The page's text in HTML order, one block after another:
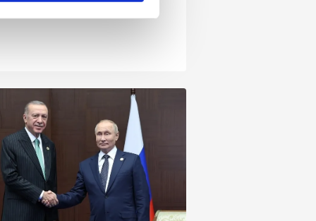
kullanılmaktadır. Bu
sunulması
detaylı bilgi için Ayarlar
ve sitemizde ilgili